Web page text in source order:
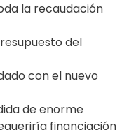
la recaudación
del
con el nuevo
de enorme
financiación